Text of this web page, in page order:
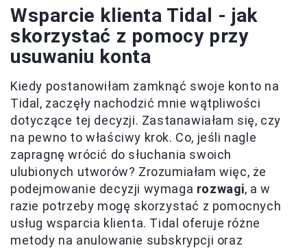
Wsparcie klienta Tidal - jak
skorzystać z pomocy przy
usuwaniu konta
Kiedy postanowiłam zamknąć swoje konto na
Tidal, zaczęły nachodzić mnie wątpliwości
dotyczące tej decyzji. Zastanawiałam się, czy
na pewno to właściwy krok. Co, jeśli nagle
zapragnę wrócić do słuchania swoich
ulubionych utworów? Zrozumiałam więc, że
podejmowanie decyzji wymaga rozwagi, a w
razie potrzeby mogę skorzystać z pomocnych
usług wsparcia klienta. Tidal oferuje różne
metody na anulowanie subskrypcji oraz